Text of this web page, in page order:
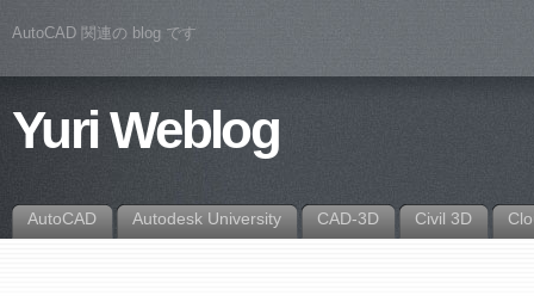
AutoCAD 関連の blog です
Yuri Weblog
AutoCAD Autodesk University CAD-3D Civil 3D